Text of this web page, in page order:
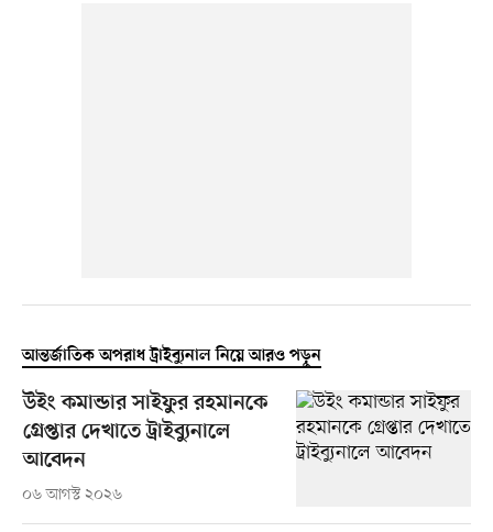
আন্তর্জাতিক অপরাধ ট্রাইব্যুনাল নিয়ে আরও পড়ুন
উইং কমান্ডার সাইফুর রহমানকে
গ্রেপ্তার দেখাতে ট্রাইব্যুনালে
আবেদন
০৬ আগস্ট ২০২৬